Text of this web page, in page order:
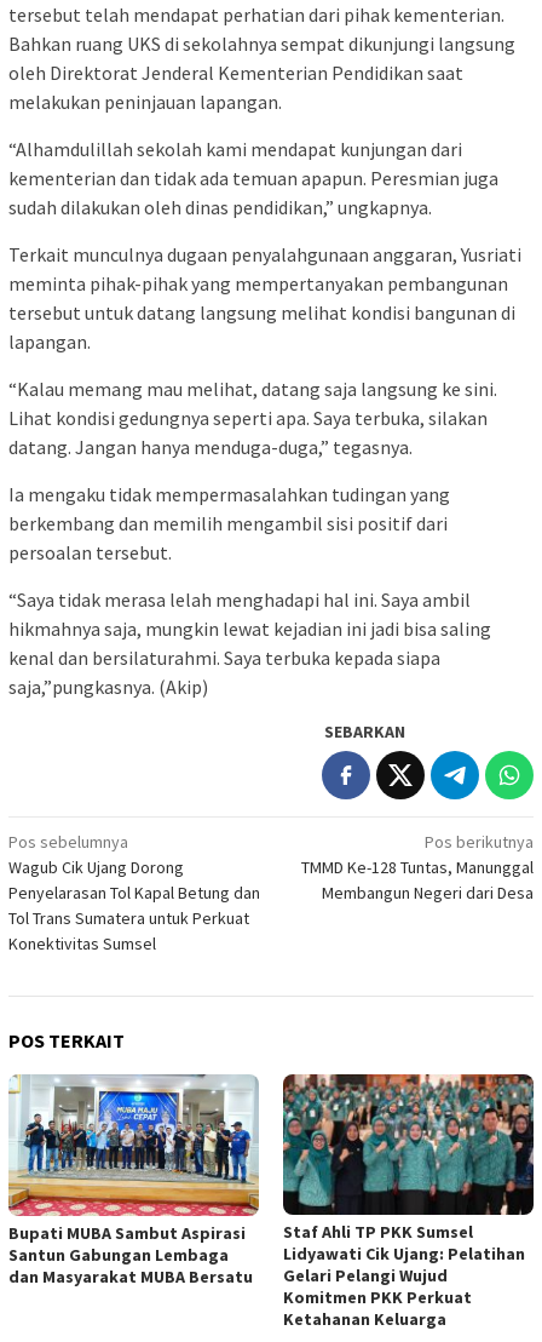
tersebut telah mendapat perhatian dari pihak kementerian.
Bahkan ruang UKS di sekolahnya sempat dikunjungi langsung
oleh Direktorat Jenderal Kementerian Pendidikan saat
melakukan peninjauan lapangan.
“Alhamdulillah sekolah kami mendapat kunjungan dari
kementerian dan tidak ada temuan apapun. Peresmian juga
sudah dilakukan oleh dinas pendidikan,” ungkapnya.
Terkait munculnya dugaan penyalahgunaan anggaran, Yusriati
meminta pihak-pihak yang mempertanyakan pembangunan
tersebut untuk datang langsung melihat kondisi bangunan di
lapangan.
“Kalau memang mau melihat, datang saja langsung ke sini.
Lihat kondisi gedungnya seperti apa. Saya terbuka, silakan
datang. Jangan hanya menduga-duga,” tegasnya.
Ia mengaku tidak mempermasalahkan tudingan yang
berkembang dan memilih mengambil sisi positif dari
persoalan tersebut.
“Saya tidak merasa lelah menghadapi hal ini. Saya ambil
hikmahnya saja, mungkin lewat kejadian ini jadi bisa saling
kenal dan bersilaturahmi. Saya terbuka kepada siapa
saja,”pungkasnya. (Akip)
SEBARKAN
Navigasi
pos
Pos sebelumnya
Wagub Cik Ujang Dorong
Penyelarasan Tol Kapal Betung dan
Tol Trans Sumatera untuk Perkuat
Konektivitas Sumsel
Pos berikutnya
TMMD Ke-128 Tuntas, Manunggal
Membangun Negeri dari Desa
POS TERKAIT
Bupati MUBA Sambut Aspirasi
Santun Gabungan Lembaga
dan Masyarakat MUBA Bersatu
Staf Ahli TP PKK Sumsel
Lidyawati Cik Ujang: Pelatihan
Gelari Pelangi Wujud
Komitmen PKK Perkuat
Ketahanan Keluarga